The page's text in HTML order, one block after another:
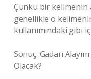
Çünkü bir kelimenin
genellikle o
kullanımındaki gibi
Sonuç: Gadan
Olacak?